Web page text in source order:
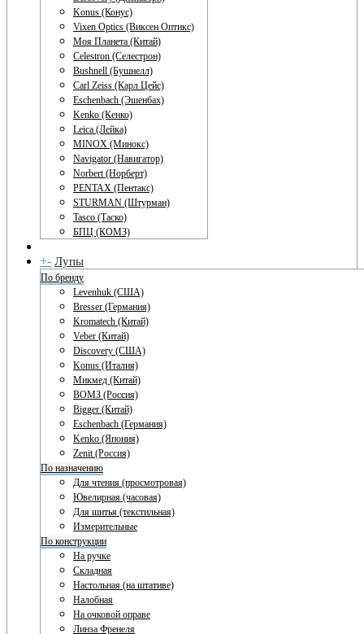
Konus (Конус)
Vixen Optics (Виксен Оптикс)
Моя Планета (Китай)
Celestron (Селестрон)
Bushnell (Бушнелл)
Carl Zeiss (Карл Цейс)
Eschenbach (Эшенбах)
Kenko (Кенко)
Leica (Лейка)
MINOX (Минокс)
Navigator (Навигатор)
Norbert (Норберт)
PENTAX (Пентакс)
STURMAN (Штурман)
Tasco (Таско)
БПЦ (КОМЗ)
+- Лупы
По бренду
Levenhuk (США)
Bresser (Германия)
Kromatech (Китай)
Veber (Китай)
Discovery (США)
Konus (Италия)
Микмед (Китай)
ВОМЗ (Россия)
Bigger (Китай)
Eschenbach (Германия)
Kenko (Япония)
Zenit (Россия)
По назначению
Для чтения (просмотровая)
Ювелирная (часовая)
Для шитья (текстильная)
Измерительные
По конструкции
На ручке
Складная
Настольная (на штативе)
Налобная
На очковой оправе
Линза Френеля